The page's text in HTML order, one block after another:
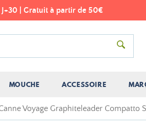
J+30 | Gratuit à partir de 50€
MOUCHE ACCESSOIRE
Voyage Graphiteleader Compatto